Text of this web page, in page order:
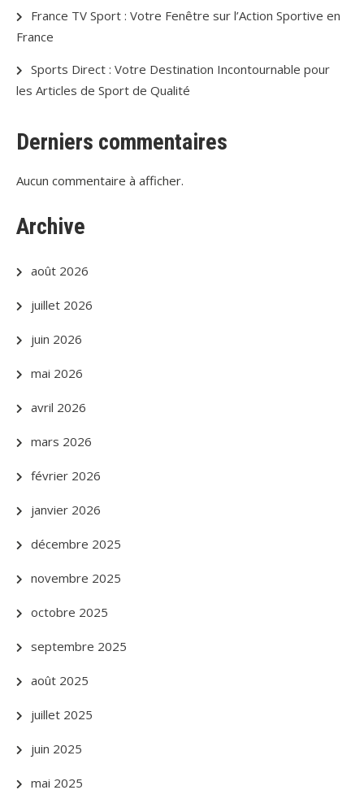
France TV Sport : Votre Fenêtre sur l’Action Sportive en
France
Sports Direct : Votre Destination Incontournable pour
les Articles de Sport de Qualité
Derniers commentaires
Aucun commentaire à afficher.
Archive
août 2026
juillet 2026
juin 2026
mai 2026
avril 2026
mars 2026
février 2026
janvier 2026
décembre 2025
novembre 2025
octobre 2025
septembre 2025
août 2025
juillet 2025
juin 2025
mai 2025